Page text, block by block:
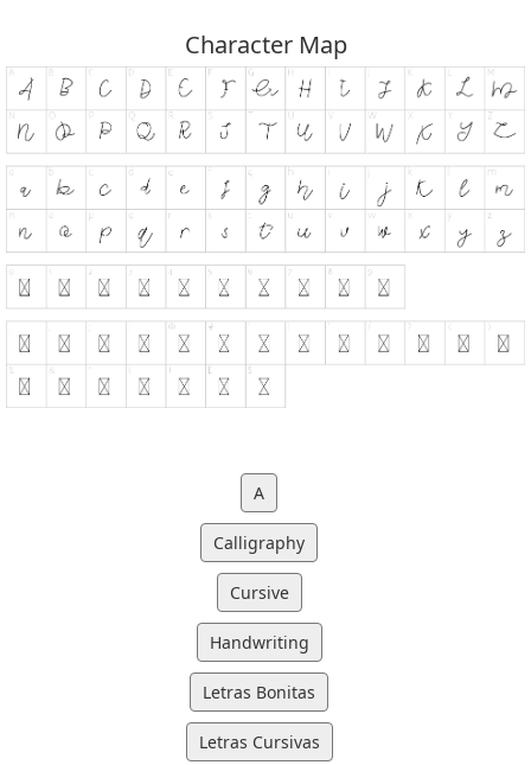
Character Map
A
Calligraphy
Cursive
Handwriting
Letras Bonitas
Letras Cursivas